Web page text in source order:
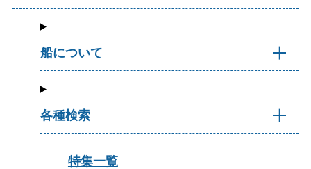
船について
各種検索
特集一覧